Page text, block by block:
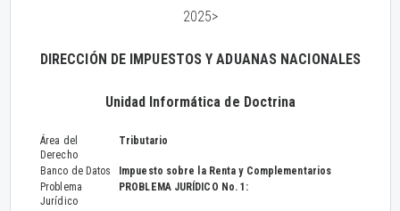
2025>
DIRECCIÓN DE IMPUESTOS Y ADUANAS NACIONALES
Unidad Informática de Doctrina
Área del
Derecho
Tributario
Banco de Datos
Impuesto sobre la Renta y Complementarios
Problema
Jurídico
PROBLEMA JURÍDICO No. 1: